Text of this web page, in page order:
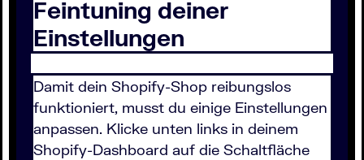
Feintuning deiner
Einstellungen
Damit dein Shopify-Shop reibungslos
funktioniert, musst du einige Einstellungen
anpassen. Klicke unten links in deinem
Shopify-Dashboard auf die Schaltfläche